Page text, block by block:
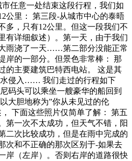
任意一处结束这段行程，我们如
公里： 第三段-从城市中心的泰晤
多，只有12公里。但这一段我们不
有详细叙述）。第一天，由于我们
雨浇了一天……第二部分没能正常
岸的一部分。但景色非常棒： 那
的主要建筑巴特西电站。 这是其
侵入…… 我们走过的行程如下
码头可以乘坐一艘豪华的船回到
大胆地称为”你从未见过的伦
下面这些照片仅简单了解： 第五
第一次不太成功，但天气不错，阳
二次比较成功，但是在雨中完成的
次和不正确的那次区别于-如果去
岸（左岸）。否则右岸的道路很快